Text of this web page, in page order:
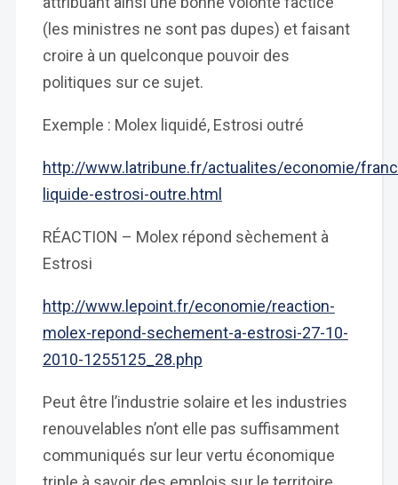
(les ministres ne sont pas dupes) et faisant
croire à un quelconque pouvoir des
politiques sur ce sujet.
Exemple : Molex liquidé, Estrosi outré
http://www.latribune.fr/actualites/economie/
liquide-estrosi-outre.html
RÉACTION – Molex répond sèchement à
Estrosi
http://www.lepoint.fr/economie/reaction-
molex-repond-sechement-a-estrosi-27-10-
2010-1255125_28.php
Peut être l’industrie solaire et les industries
renouvelables n’ont elle pas suffisamment
communiqués sur leur vertu économique